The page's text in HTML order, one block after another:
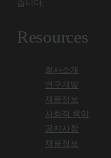
습니다.
Resources
회사소개
연구개발
제품정보
사회적 책임
공지사항
채용정보